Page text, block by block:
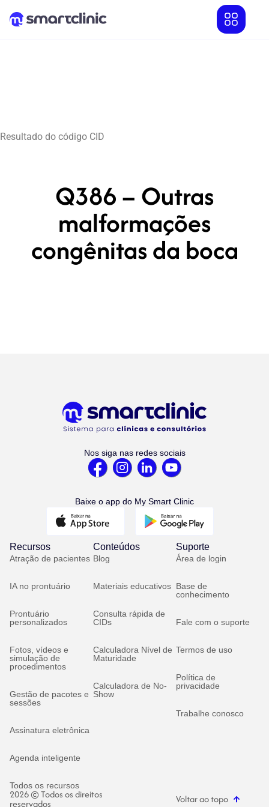
Resultado do código CID
Q386 – Outras
malformações
congênitas da boca
Nos siga nas redes sociais
Baixe o app do My Smart Clinic
Recursos
Atração de pacientes
IA no prontuário
Prontuário
personalizados
Fotos, vídeos e
simulação de
procedimentos
Gestão de pacotes e
sessões
Assinatura eletrônica
Agenda inteligente
Todos os recursos
Conteúdos
Blog
Materiais educativos
Consulta rápida de
CIDs
Calculadora Nível de
Maturidade
Calculadora de No-
Show
Suporte
Área de login
Base de
conhecimento
Fale com o suporte
Termos de uso
Política de
privacidade
Trabalhe conosco
2026 © Todos os direitos
reservados Voltar ao topo